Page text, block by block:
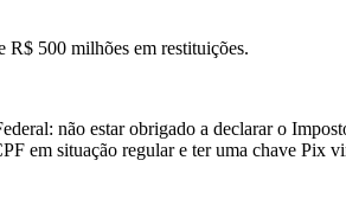
R$ 500 milhões em restituições.
não estar obrigado a declarar o
em situação regular e ter uma chave Pix